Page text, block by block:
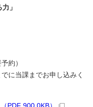
」
約）
に当課までお申し込みく